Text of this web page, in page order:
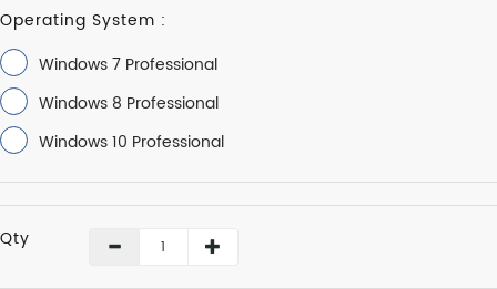
Operating System :
Windows 7 Professional
Windows 8 Professional
Windows 10 Professional
Qty